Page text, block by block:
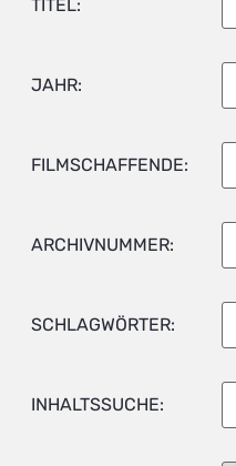
TITEL:
JAHR:
FILMSCHAFFENDE:
ARCHIVNUMMER:
SCHLAGWÖRTER:
INHALTSSUCHE: